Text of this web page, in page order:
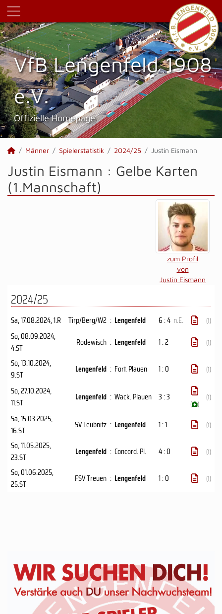
VfB Lengenfeld 1908
e.V.
Offizielle Homepage
Männer Spielerstatistik 2024/25 Justin Eismann
Justin Eismann : Gelbe Karten
(1.Mannschaft)
zum Profil
von
Justin Eismann
2024/25
Sa, 17.08.2024, 1.R Tirp/Berg/W2 : Lengenfeld 6 : 4 n.E. (1)
So, 08.09.2024,
4.ST
Rodewisch : Lengenfeld 1 : 2 (1)
So, 13.10.2024,
9.ST
Lengenfeld : Fort. Plauen 1 : 0 (1)
So, 27.10.2024,
11.ST
Lengenfeld : Wack. Plauen 3 : 3
( )
(1)
Sa, 15.03.2025,
16.ST
SV Leubnitz : Lengenfeld 1 : 1 (1)
So, 11.05.2025,
23.ST
Lengenfeld : Concord. Pl. 4 : 0 (1)
So, 01.06.2025,
25.ST
FSV Treuen : Lengenfeld 1 : 0 (1)